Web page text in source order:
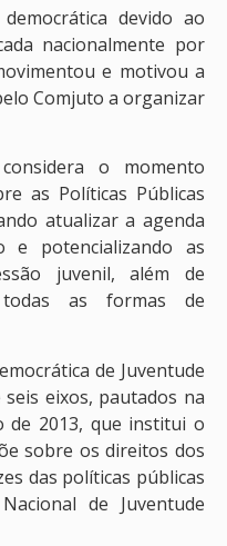
devido ao
nacionalmente por
e motivou a
Comjuto a organizar
o momento
as Políticas Públicas
atualizar a agenda
e potencializando as
juvenil, além de
as formas de
de Juventude
eixos, pautados na
de 2013, que institui o
sobre os direitos dos
das políticas públicas
de Juventude